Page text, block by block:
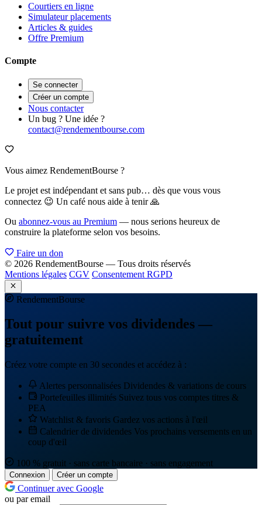
Courtiers en ligne
Simulateur placements
Articles & guides
Offre Premium
Compte
Se connecter
Créer un compte
Nous contacter
Un bug ? Une idée ?
contact@rendementbourse.com
Vous aimez RendementBourse ?
Le projet est indépendant et sans pub… dès que vous vous
connectez 😉 Un café nous aide à tenir 🙏
Ou abonnez-vous au Premium — nous serions heureux de
construire la plateforme selon vos besoins.
Faire un don
© 2026 RendementBourse — Tous droits réservés
Mentions légales CGV Consentement RGPD
RendementBourse
Tout pour suivre vos dividendes —
gratuitement
Créez votre compte en 30 secondes et accédez à :
Alertes personnalisées Dividendes & variations de cours
Portefeuilles illimités Suivez tous vos comptes titres &
PEA
Watchlist & favoris Gardez vos actions à l'œil
Calendrier de dividendes Vos prochains versements en un
coup d'œil
100 % gratuit · sans carte bancaire · sans engagement
Connexion Créer un compte
Continuer avec Google
ou par email